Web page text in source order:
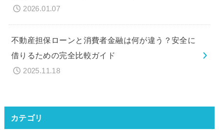
2026.01.07
不動産担保ローンと消費者金融は何が違う？安全に
借りるための完全比較ガイド
2025.11.18
カテゴリ